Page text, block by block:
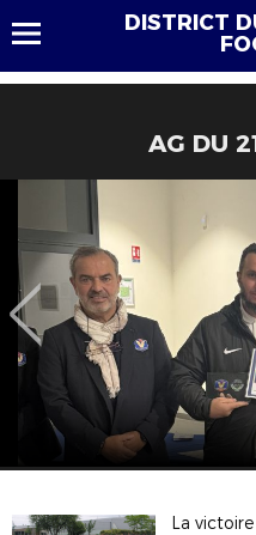
DISTRICT
AG DU
La